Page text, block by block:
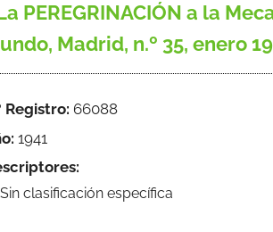
PEREGRINACIÓN a la
Madrid, n.º 35, enero
Registro: 66088
1941
Sin clasificación específica